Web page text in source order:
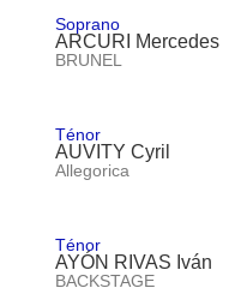
Soprano
ARCURI Mercedes
BRUNEL
Ténor
AUVITY Cyril
Allegorica
Ténor
AYÓN RIVAS Iván
BACKSTAGE